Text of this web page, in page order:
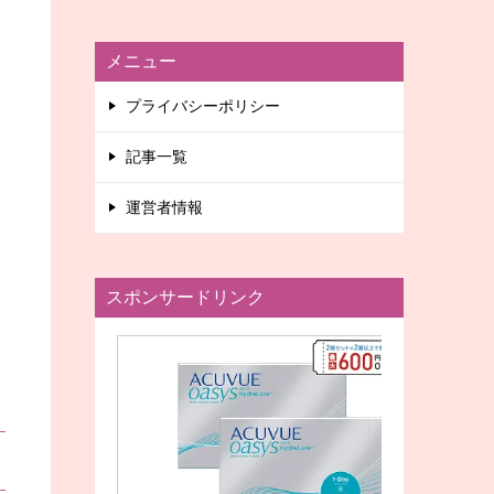
メニュー
プライバシーポリシー
記事一覧
運営者情報
スポンサードリンク